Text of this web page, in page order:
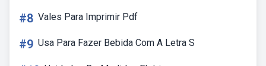
#8 Vales Para Imprimir Pdf
#9 Usa Para Fazer Bebida Com A Letra S